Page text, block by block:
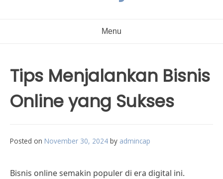
Menu
Tips Menjalankan Bisnis
Online yang Sukses
Posted on November 30, 2024 by admincap
Bisnis online semakin populer di era digital ini.